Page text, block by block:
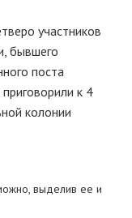
участников
бывшего
поста
к 4
колонии
выделив ее и